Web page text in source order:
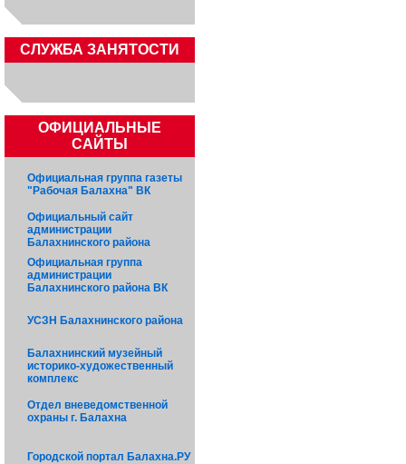
CЛУЖБА ЗАНЯТОСТИ
ОФИЦИАЛЬНЫЕ
САЙТЫ
Официальная группа газеты
"Рабочая Балахна" ВК
Официальный сайт
администрации
Балахнинского района
Официальная группа
администрации
Балахнинского района ВК
УСЗН Балахнинского района
Балахнинский музейный
историко-художественный
комплекс
Отдел вневедомственной
охраны г. Балахна
Городской портал Балахна.РУ